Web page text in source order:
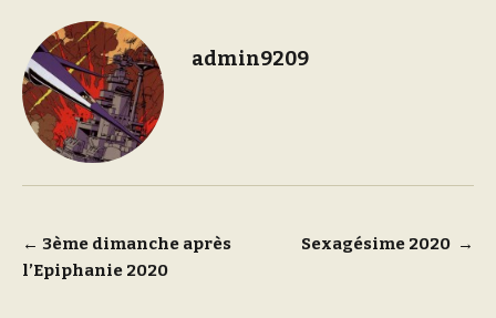
admin9209
Post
navigation
← 3ème dimanche après
l’Epiphanie 2020
Sexagésime 2020 →